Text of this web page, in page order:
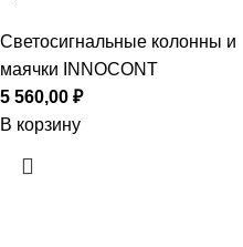
Светосигнальные колонны и
маячки INNOCONT
5 560,00 ₽
В корзину